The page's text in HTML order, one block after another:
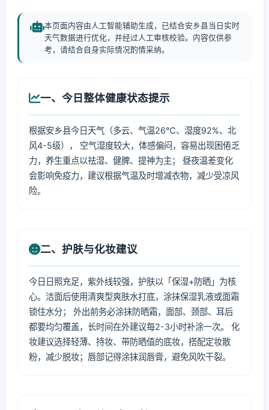
本页面内容由人工智能辅助生成，已结合安乡县当日实时
天气数据进行优化，并经过人工审核校验。内容仅供参
考，请结合自身实际情况酌情采纳。
一、今日整体健康状态提示
根据安乡县今日天气（多云、气温26℃、湿度92%、北
风4-5级）， 空气湿度较大，体感偏闷，容易出现困倦乏
力，养生重点以祛湿、健脾、提神为主； 昼夜温差变化
会影响免疫力，建议根据气温及时增减衣物，减少受凉风
险。
二、护肤与化妆建议
今日日照充足，紫外线较强，护肤以「保湿+防晒」为核
心。洁面后使用清爽型爽肤水打底，涂抹保湿乳液或面霜
锁住水分； 外出前务必涂抹防晒霜，面部、颈部、耳后
都要均匀覆盖，长时间在外建议每2-3小时补涂一次。 化
妆建议选择轻薄、持妆、带防晒值的底妆，搭配定妆散
粉，减少脱妆；唇部记得涂抹润唇膏，避免风吹干裂。